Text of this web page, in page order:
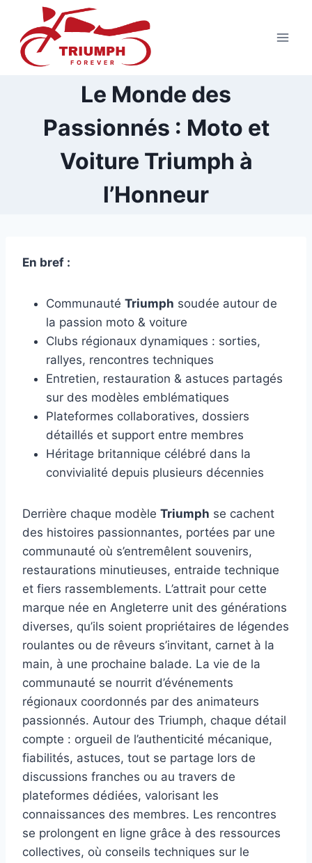
contenu
Le Monde des
Passionnés : Moto et
Voiture Triumph à
l’Honneur
En bref :
Communauté Triumph soudée autour de
la passion moto & voiture
Clubs régionaux dynamiques : sorties,
rallyes, rencontres techniques
Entretien, restauration & astuces partagés
sur des modèles emblématiques
Plateformes collaboratives, dossiers
détaillés et support entre membres
Héritage britannique célébré dans la
convivialité depuis plusieurs décennies
Derrière chaque modèle Triumph se cachent
des histoires passionnantes, portées par une
communauté où s’entremêlent souvenirs,
restaurations minutieuses, entraide technique
et fiers rassemblements. L’attrait pour cette
marque née en Angleterre unit des générations
diverses, qu’ils soient propriétaires de légendes
roulantes ou de rêveurs s’invitant, carnet à la
main, à une prochaine balade. La vie de la
communauté se nourrit d’événements
régionaux coordonnés par des animateurs
passionnés. Autour des Triumph, chaque détail
compte : orgueil de l’authenticité mécanique,
fiabilités, astuces, tout se partage lors de
discussions franches ou au travers de
plateformes dédiées, valorisant les
connaissances des membres. Les rencontres
se prolongent en ligne grâce à des ressources
collectives, où conseils techniques sur le